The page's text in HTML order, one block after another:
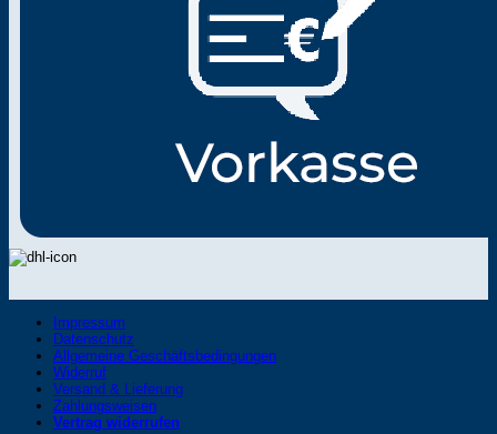
Impressum
Datenschutz
Allgemeine Geschäftsbedingungen
Widerruf
Versand & Lieferung
Zahlungsweisen
Vertrag widerrufen